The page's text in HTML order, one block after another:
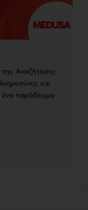
Αναζήτησης:
και
παράδειγμα